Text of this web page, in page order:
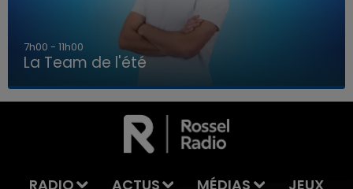
LA TEAM DE L'ÉTÉ
7h00 - 11h00
La Team de l'été
RADIO ACTUS MÉDIAS
JEUX